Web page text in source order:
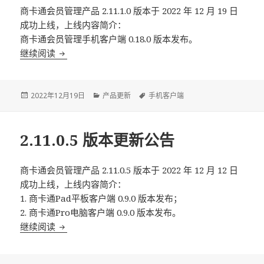
商卡通会员管理产品 2.11.1.0 版本于 2022 年 12 月 19 日
成功上线，上线内容简介：
商卡通会员管理手机客户端 0.18.0 版本发布。
继续阅读 2.11.1.0 版本更新公告
Posted
2022年12月19日 Categories
产品更新 Tags
手机客户端
2.11.0.5 版本更新公告
商卡通会员管理产品 2.11.0.5 版本于 2022 年 12 月 12 日
成功上线，上线内容简介：
1. 商卡通Pad平板客户端 0.9.0 版本发布；
2. 商卡通Pro电脑客户端 0.9.0 版本发布。
继续阅读 2.11.0.5 版本更新公告